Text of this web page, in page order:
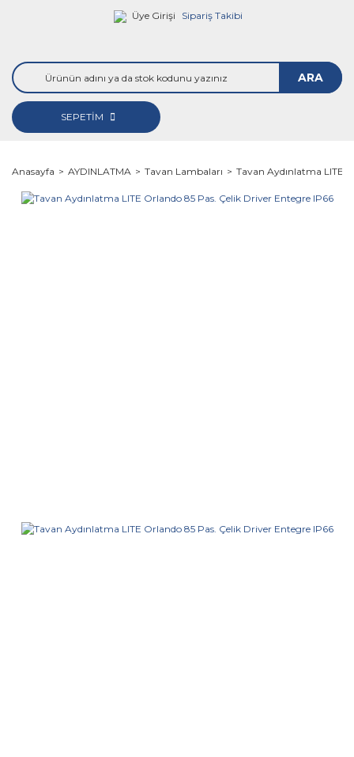
Üye Girişi Sipariş Takibi
ARA
SEPETİM
Anasayfa AYDINLATMA Tavan Lambaları Tavan Aydınlatma LITE